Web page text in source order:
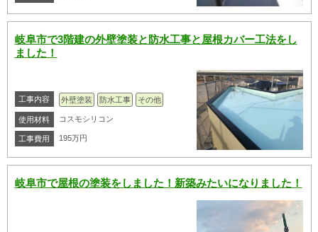
岐阜市で3階建の外壁塗装と防水工事と屋根カバー工法をし
ました！
工事内容 外壁塗装 防水工事 その他
使用材料 コスモシリコン
工事費用 195万円
岐阜市で屋根の塗装をしました！新築みたいになりました！